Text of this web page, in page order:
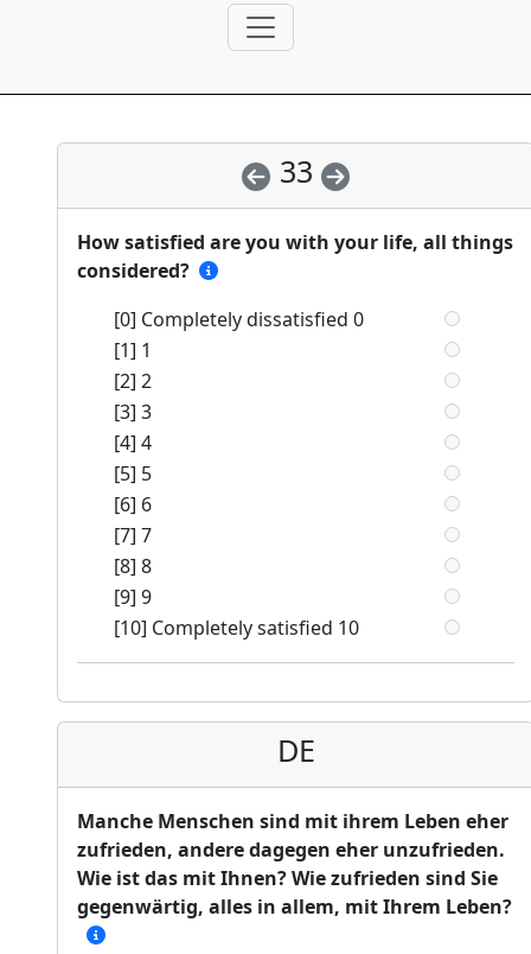
33
How satisfied are you with your life, all things
considered?
[0] Completely dissatisfied 0
[1] 1
[2] 2
[3] 3
[4] 4
[5] 5
[6] 6
[7] 7
[8] 8
[9] 9
[10] Completely satisfied 10
DE
Manche Menschen sind mit ihrem Leben eher
zufrieden, andere dagegen eher unzufrieden.
Wie ist das mit Ihnen? Wie zufrieden sind Sie
gegenwärtig, alles in allem, mit Ihrem Leben?